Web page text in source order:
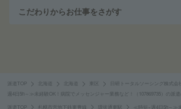
こだわりからお仕事をさがす
派遣TOP 北海道 北海道 東区 日研トータルソーシング株式
週4日5h～≫未経験OK！病院でメッセンジャー業務など！（107869735）の派
派遣TOP 札幌市営地下鉄東豊線 環状通東駅 ≪時短×週4日5h～≫